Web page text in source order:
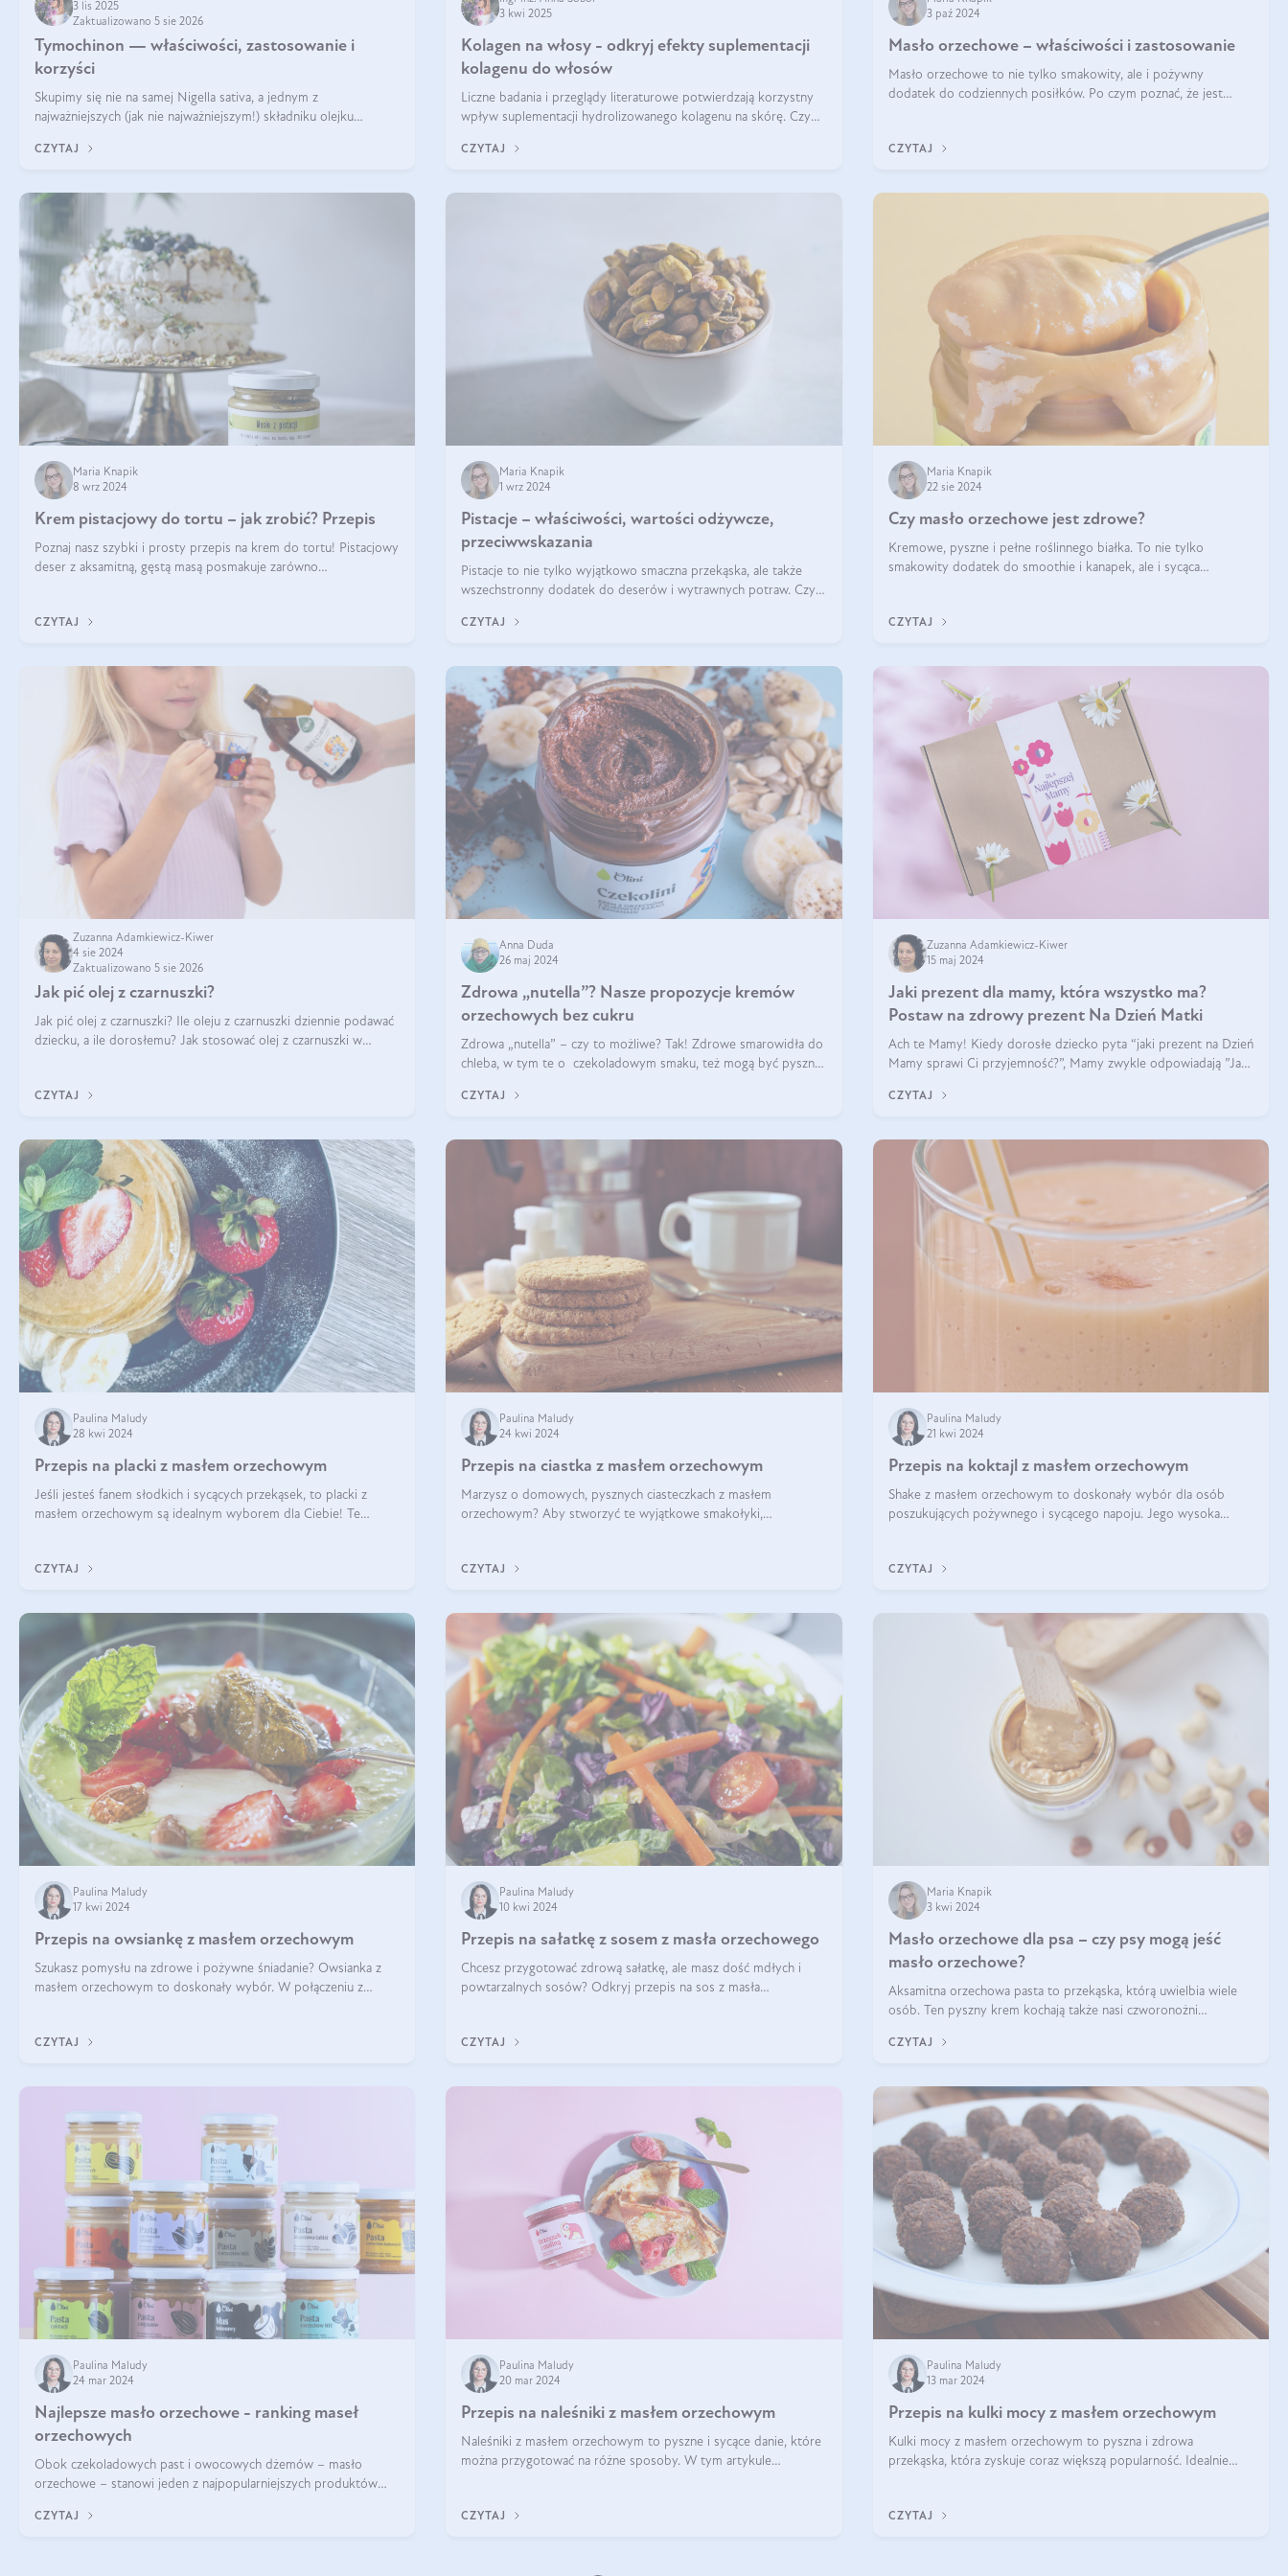
3 lis 2025
Zaktualizowano 5 sie 2026
Tymochinon — właściwości, zastosowanie i
korzyści
Skupimy się nie na samej Nigella sativa, a jednym z
najważniejszych (jak nie najważniejszym!) składniku olejku
CZYTAJ
3 kwi 2025
Kolagen na włosy - odkryj efekty suplementacji
kolagenu do włosów
Liczne badania i przeglądy literaturowe potwierdzają korzystny
wpływ suplementacji hydrolizowanego kolagenu na skórę. Czy
CZYTAJ
3 paź 2024
Masło orzechowe – właściwości i zastosowanie
Masło orzechowe to nie tylko smakowity, ale i pożywny
dodatek do codziennych posiłków. Po czym poznać, że jest
CZYTAJ
Maria Knapik
8 wrz 2024
Krem pistacjowy do tortu – jak zrobić? Przepis
Poznaj nasz szybki i prosty przepis na krem do tortu! Pistacjowy
deser z aksamitną, gęstą masą posmakuje zarówno
CZYTAJ
Maria Knapik
1 wrz 2024
Pistacje – właściwości, wartości odżywcze,
przeciwwskazania
Pistacje to nie tylko wyjątkowo smaczna przekąska, ale także
wszechstronny dodatek do deserów i wytrawnych potraw. Czy
każdy może się ni
CZYTAJ
Maria Knapik
22 sie 2024
Czy masło orzechowe jest zdrowe?
Kremowe, pyszne i pełne roślinnego białka. To nie tylko
smakowity dodatek do smoothie i kanapek, ale i sycąca
CZYTAJ
Zuzanna Adamkiewicz-Kiwer
4 sie 2024
Zaktualizowano 5 sie 2026
Jak pić olej z czarnuszki?
Jak pić olej z czarnuszki? Ile oleju z czarnuszki dziennie podawać
dziecku, a ile dorosłemu? Jak stosować olej z czarnuszki w
CZYTAJ
Anna Duda
26 maj 2024
Zdrowa „nutella”? Nasze propozycje kremów
orzechowych bez cukru
Zdrowa „nutella” – czy to możliwe? Tak! Zdrowe smarowidła do
chleba, w tym te o czekoladowym smaku, też mogą być pyszne.
CZYTAJ
Zuzanna Adamkiewicz-Kiwer
15 maj 2024
Jaki prezent dla mamy, która wszystko ma?
Postaw na zdrowy prezent Na Dzień Matki
Ach te Mamy! Kiedy dorosłe dziecko pyta “jaki prezent na Dzień
Mamy sprawi Ci przyjemność?”, Mamy zwykle odpowiadają ”Ja
prezent na Dzień Ma
CZYTAJ
Paulina Maludy
28 kwi 2024
Przepis na placki z masłem orzechowym
Jeśli jesteś fanem słodkich i sycących przekąsek, to placki z
masłem orzechowym są idealnym wyborem dla Ciebie! Te
CZYTAJ
Paulina Maludy
24 kwi 2024
Przepis na ciastka z masłem orzechowym
Marzysz o domowych, pysznych ciasteczkach z masłem
orzechowym? Aby stworzyć te wyjątkowe smakołyki,
CZYTAJ
Paulina Maludy
21 kwi 2024
Przepis na koktajl z masłem orzechowym
Shake z masłem orzechowym to doskonały wybór dla osób
poszukujących pożywnego i sycącego napoju. Jego wysoka
CZYTAJ
Paulina Maludy
17 kwi 2024
Przepis na owsiankę z masłem orzechowym
Szukasz pomysłu na zdrowe i pożywne śniadanie? Owsianka z
masłem orzechowym to doskonały wybór. W połączeniu z
CZYTAJ
Paulina Maludy
10 kwi 2024
Przepis na sałatkę z sosem z masła orzechowego
Chcesz przygotować zdrową sałatkę, ale masz dość mdłych i
powtarzalnych sosów? Odkryj przepis na sos z masła
CZYTAJ
Maria Knapik
3 kwi 2024
Masło orzechowe dla psa – czy psy mogą jeść
masło orzechowe?
Aksamitna orzechowa pasta to przekąska, którą uwielbia wiele
osób. Ten pyszny krem kochają także nasi czworonożni
Czy jest ono bezpieczne d
CZYTAJ
Paulina Maludy
24 mar 2024
Najlepsze masło orzechowe - ranking maseł
orzechowych
Obok czekoladowych past i owocowych dżemów – masło
orzechowe – stanowi jeden z najpopularniejszych produktów
naturalne to skarbnica protein ora
CZYTAJ
Paulina Maludy
20 mar 2024
Przepis na naleśniki z masłem orzechowym
Naleśniki z masłem orzechowym to pyszne i sycące danie, które
można przygotować na różne sposoby. W tym artykule
CZYTAJ
Paulina Maludy
13 mar 2024
Przepis na kulki mocy z masłem orzechowym
Kulki mocy z masłem orzechowym to pyszna i zdrowa
przekąska, która zyskuje coraz większą popularność. Idealnie
CZYTAJ